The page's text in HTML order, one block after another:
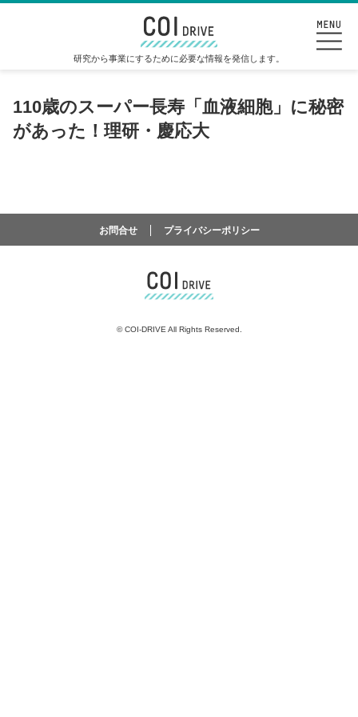
研究から事業にするために必要な情報を発信します。
110歳のスーパー長寿「血液細胞」に秘密
があった！理研・慶応大
お問合せ プライバシーポリシー
©COI-DRIVE All Rights Reserved.